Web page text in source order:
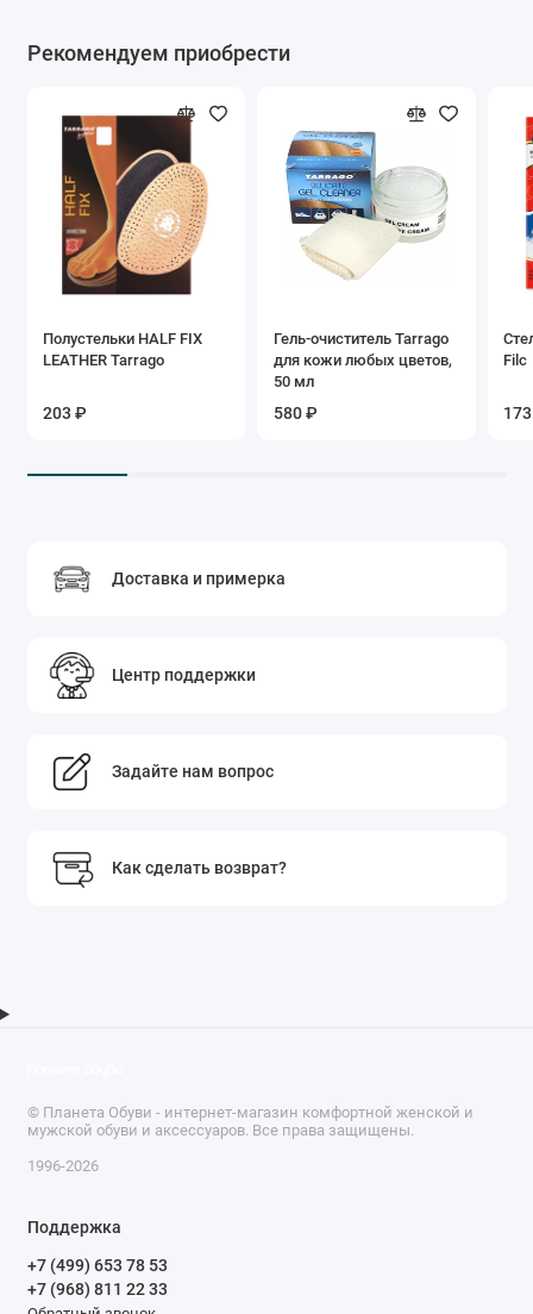
Рекомендуем приобрести
Полустельки HALF FIX
LEATHER Tarrago
203 ₽
Гель-очиститель Tarrago
для кожи любых цветов,
50 мл
580 ₽
Filc
Доставка и примерка
Центр поддержки
Задайте нам вопрос
Как сделать возврат?
© Планета Обуви - интернет-магазин комфортной женской и
мужской обуви и аксессуаров. Все права защищены.
1996-2026
Поддержка
+7 (499) 653 78 53
+7 (968) 811 22 33